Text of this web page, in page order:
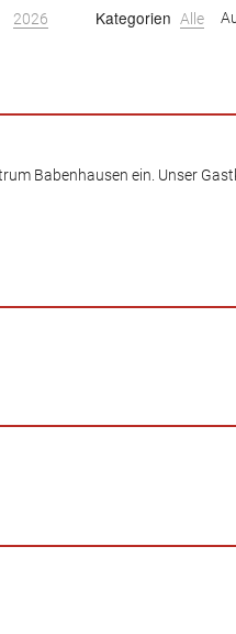
2026 Kategorien Alle
Babenhausen ein. Unser